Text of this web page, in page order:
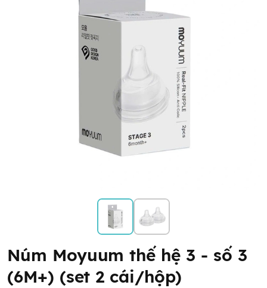
Núm Moyuum thế hệ 3 - số 3
(6M+) (set 2 cái/hộp)